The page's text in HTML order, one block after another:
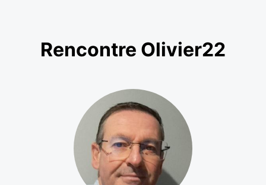
Rencontre Olivier22